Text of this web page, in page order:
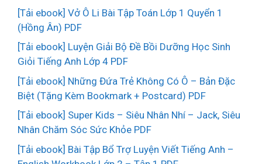
[Tải ebook] Vở Ô Li Bài Tập Toán Lớp 1 Quyển 1
(Hồng Ân) PDF
[Tải ebook] Luyện Giải Bộ Đề Bồi Dưỡng Học Sinh
Giỏi Tiếng Anh Lớp 4 PDF
[Tải ebook] Những Đứa Trẻ Không Có Ô – Bản Đặc
Biệt (Tặng Kèm Bookmark + Postcard) PDF
[Tải ebook] Super Kids – Siêu Nhân Nhí – Jack, Siêu
Nhân Chăm Sóc Sức Khỏe PDF
[Tải ebook] Bài Tập Bổ Trợ Luyện Viết Tiếng Anh –